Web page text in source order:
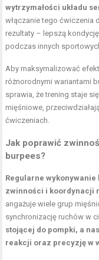
wytrzymałości układu
włączanie tego ćwiczenia
rezultaty – lepszą
podczas innych
Aby maksymalizować
różnorodnymi wariantami
sprawia, że trening staje
mięśniowe,
ćwiczeniach.
Jak poprawić
burpees?
Regularne
zwinności i koordynacji
angażuje wiele grup
synchronizację ruchów w
stojącej do pompki, a
reakcji oraz precyzję w